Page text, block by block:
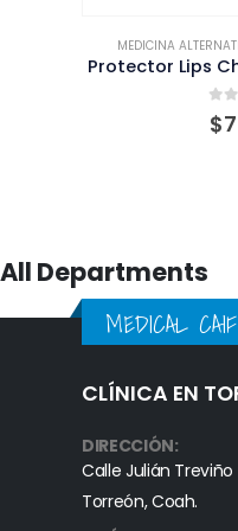
MEDICINA
0
$
All Departments
MEDICAL
CLÍNICA EN
DIRECCIÓN:
Calle Julián Treviño
Torreón, Coah.